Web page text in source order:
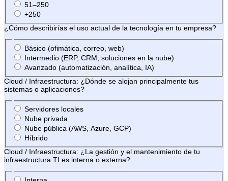
51–250
+250
¿Cómo describirías el uso actual de la tecnología en tu empresa?
Básico (ofimática, correo, web)
Intermedio (ERP, CRM, soluciones en la nube)
Avanzado (automatización, analítica, IA)
Cloud / Infraestructura: ¿Dónde se alojan principalmente tus
sistemas o aplicaciones?
Servidores locales
Nube privada
Nube pública (AWS, Azure, GCP)
Híbrido
Cloud / Infraestructura: ¿La gestión y el mantenimiento de tu
infraestructura TI es interna o externa?